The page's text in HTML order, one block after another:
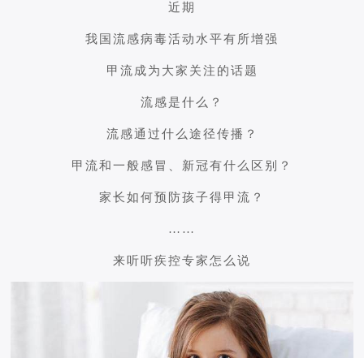
近期
我国流感病毒活动水平有所增强
甲流成为大家关注的话题
流感是什么？
流感通过什么途径传播？
甲流和一般感冒、新冠有什么区别？
家长如何预防孩子得甲流？
……
来听听疾控专家怎么说